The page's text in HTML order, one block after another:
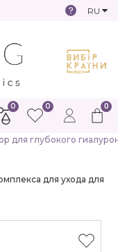
RU
0
0 0
для глубокого
для ухода для